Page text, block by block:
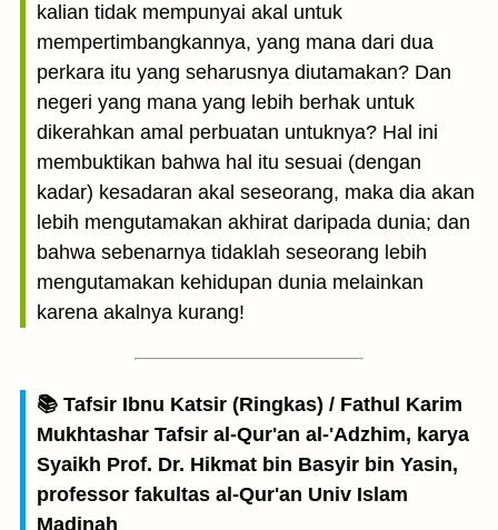
kalian tidak mempunyai akal untuk
mempertimbangkannya, yang mana dari dua
perkara itu yang seharusnya diutamakan? Dan
negeri yang mana yang lebih berhak untuk
dikerahkan amal perbuatan untuknya? Hal ini
membuktikan bahwa hal itu sesuai (dengan
kadar) kesadaran akal seseorang, maka dia akan
lebih mengutamakan akhirat daripada dunia; dan
bahwa sebenarnya tidaklah seseorang lebih
mengutamakan kehidupan dunia melainkan
karena akalnya kurang!
📚 Tafsir Ibnu Katsir (Ringkas) / Fathul Karim
Mukhtashar Tafsir al-Qur'an al-'Adzhim, karya
Syaikh Prof. Dr. Hikmat bin Basyir bin Yasin,
professor fakultas al-Qur'an Univ Islam
Madinah